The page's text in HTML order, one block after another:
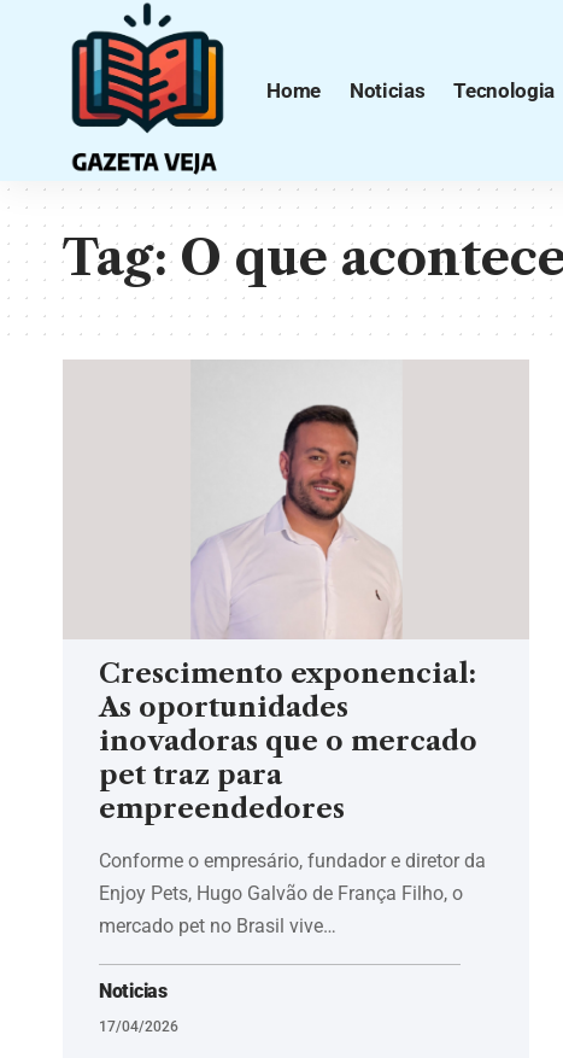
Home Noticias Tecnologia
Tag:O que
Crescimento exponencial:
As oportunidades
inovadoras que o mercado
pet traz para
empreendedores
Conforme o empresário, fundador e diretor da
Enjoy Pets, Hugo Galvão de França Filho, o
mercado pet no Brasil vive…
Noticias
17/04/2026